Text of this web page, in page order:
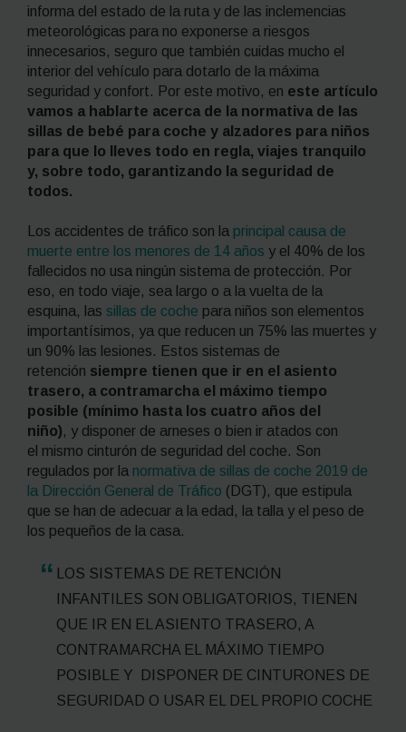
informa del estado de la ruta y de las inclemencias
meteorológicas para no exponerse a riesgos
innecesarios, seguro que también cuidas mucho el
interior del vehículo para dotarlo de la máxima
seguridad y confort. Por este motivo, en este artículo
vamos a hablarte acerca de la normativa de las
sillas de bebé para coche y alzadores para niños
para que lo lleves todo en regla, viajes tranquilo
y, sobre todo, garantizando la seguridad de
todos.
Los accidentes de tráfico son la principal causa de
muerte entre los menores de 14 años y el 40% de los
fallecidos no usa ningún sistema de protección. Por
eso, en todo viaje, sea largo o a la vuelta de la
esquina, las sillas de coche para niños son elementos
importantísimos, ya que reducen un 75% las muertes y
un 90% las lesiones. Estos sistemas de
retención siempre tienen que ir en el asiento
trasero, a contramarcha el máximo tiempo
posible (mínimo hasta los cuatro años del
niño), y disponer de arneses o bien ir atados con
el mismo cinturón de seguridad del coche. Son
regulados por la normativa de sillas de coche 2019 de
la Dirección General de Tráfico (DGT), que estipula
que se han de adecuar a la edad, la talla y el peso de
los pequeños de la casa.
LOS SISTEMAS DE RETENCIÓN
INFANTILES SON OBLIGATORIOS, TIENEN
QUE IR EN EL ASIENTO TRASERO, A
CONTRAMARCHA EL MÁXIMO TIEMPO
POSIBLE Y DISPONER DE CINTURONES DE
SEGURIDAD O USAR EL DEL PROPIO COCHE